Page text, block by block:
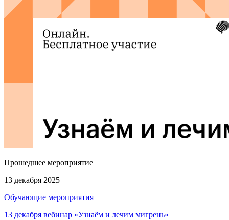
Прошедшее мероприятие
13 декабря 2025
Обучающие мероприятия
13 декабря вебинар «Узнаём и лечим мигрень»